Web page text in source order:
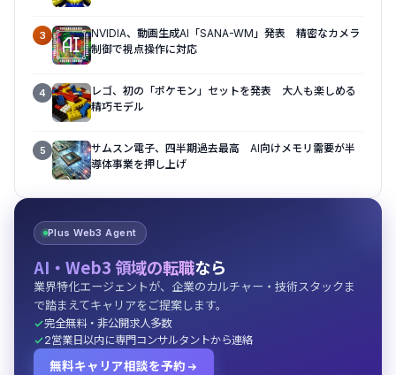
3
NVIDIA、動画生成AI「SANA-WM」発表 精密なカメラ
制御で視点操作に対応
4
レゴ、初の「ポケモン」セットを発表 大人も楽しめる
精巧モデル
5
サムスン電子、四半期過去最高 AI向けメモリ需要が半
導体事業を押し上げ
Plus Web3 Agent
AI・Web3 領域の転職なら
業界特化エージェントが、企業のカルチャー・技術スタックま
で踏まえてキャリアをご提案します。
完全無料・非公開求人多数
2営業日以内に専門コンサルタントから連絡
無料キャリア相談を予約